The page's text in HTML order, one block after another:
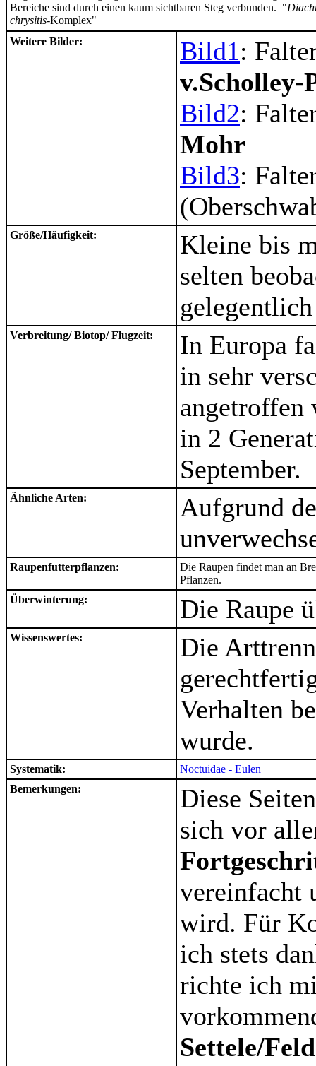
Bereiche sind durch einen kaum sichtbaren Steg verbunden. "
chrysitis-Komplex"
Weitere Bilder:
Bild1:
Bild2:
Mohr
Bild3:
Größe/Häufigkeit:
Kleine bis
selten
Verbreitung/ Biotop/ Flugzeit:
In Europa
in sehr
angetroffen
in 2
September.
Ähnliche Arten:
Aufgrund
Raupenfutterpflanzen:
Die Raupen findet man an
Pflanzen.
Überwinterung:
Die Raupe
Wissenswertes:
Die
Verhalten
wurde.
Systematik:
Noctuidae - Eulen
Bemerkungen:
Diese
sich vor
vereinfacht
wird. Für
ich stets
richte ich
Settele/